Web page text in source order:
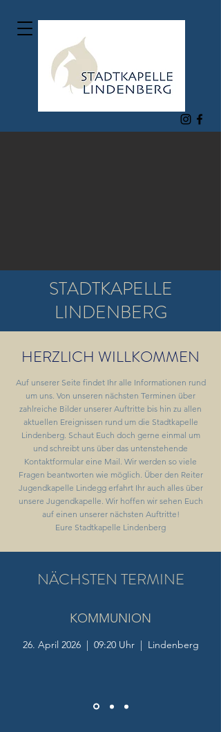
HERZLICH WILLKOMMEN
Auf unserer Seite findet Ihr alle Informationen rund
um uns. Von unseren nächsten Terminen über
zahlreiche Bilder unserer Auftritte bis hin zu allen
aktuellen Ereignissen rund um die Stadtkapelle
Lindenberg. Schaut Euch doch gerne einmal um
und schreibt uns über das untenstehende
Kontaktformular eine Mail. Wir werden so viele
Fragen beantworten wie möglich. Über den Reiter
Jugendkapelle Lindegg erfahrt Ihr auch alles über
unsere Jugendkapelle. Wir hoffen wir sehen Euch
auf einen unserer nächsten Auftritte!
Eure Stadtkapelle Lindenberg
STADTKAPELLE
LINDENBERG
NÄCHSTEN TERMINE
KOMMUNION
26. April 2026 | 09:20 Uhr | Lindenberg